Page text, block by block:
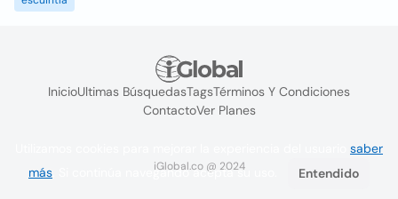
InicioUltimas BúsquedasTagsTérminos Y Condiciones
ContactoVer Planes
iGlobal.co @ 2024
saber
más . Si continúa navegando acepta su uso. Entendido